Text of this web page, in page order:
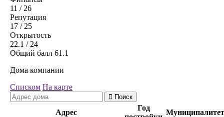
11 / 26
Репутация
17 / 25
Открытость
22.1 / 24
Общий балл 61.1
Дома компании
Списком На карте
Поиск
Адрес
Год
Муниципалитет